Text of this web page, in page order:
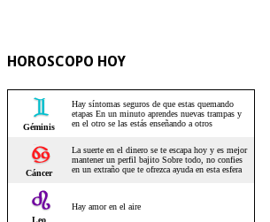
HOROSCOPO HOY